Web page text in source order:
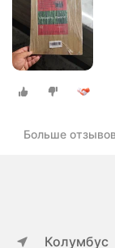
Больше
Колумбус